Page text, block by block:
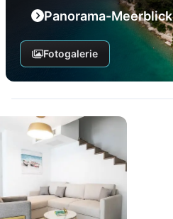
Panorama-Meerblick
Fotogalerie